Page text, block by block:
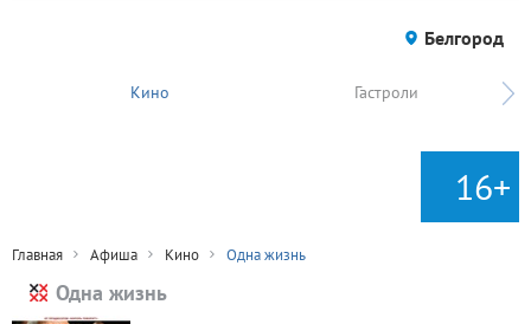
Белгород
Кино Гастроли
16+
Главная Афиша Кино Одна жизнь
Одна жизнь